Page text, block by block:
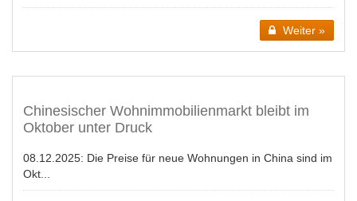
Weiter »
Chinesischer Wohnimmobilienmarkt bleibt im
Oktober unter Druck
08.12.2025: Die Preise für neue Wohnungen in China sind im
Okt...